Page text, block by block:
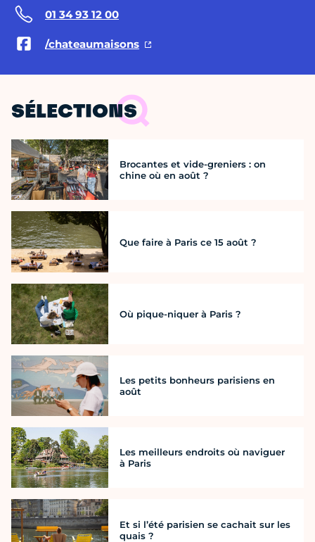
01 34 93 12 00
/chateaumaisons
SÉLECTIONS
Brocantes et vide-greniers : on
chine où en août ?
Que faire à Paris ce 15 août ?
Où pique-niquer à Paris ?
Les petits bonheurs parisiens en
août
Les meilleurs endroits où naviguer
à Paris
Et si l’été parisien se cachait sur les
quais ?